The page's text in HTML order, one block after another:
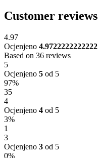
Customer reviews
4.97
Ocjenjeno 4.9722222222222
Based on 36 reviews
5
Ocjenjeno 5 od 5
97%
35
4
Ocjenjeno 4 od 5
3%
1
3
Ocjenjeno 3 od 5
0%